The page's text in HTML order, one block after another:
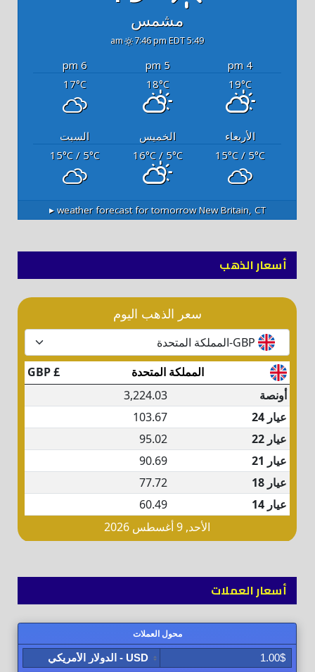
مشمس
5:49 am
7:46 pm EDT
4 pm
5 pm
6 pm
19°C
18°C
17°C
الأربعاء الخميس
السبت
15°C / 5°C
16°C/ 5°C
15°C/ 5°C
New Britain, CT
weather forecast for tomorrow ▸
أسعار الذهب
أسعار العملات